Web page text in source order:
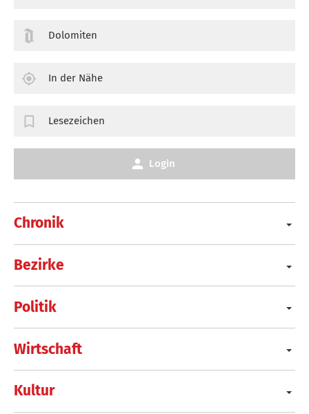
Chronik
Bezirke
Politik
Wirtschaft
Kultur
Dolomiten
In der Nähe
Lesezeichen
Login